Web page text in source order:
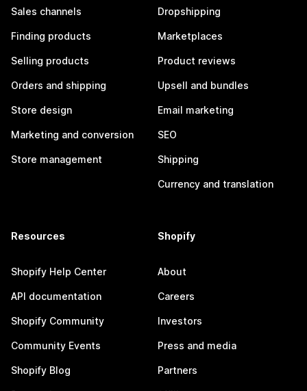
Sales channels
Finding products
Selling products
Orders and shipping
Store design
Marketing and conversion
Store management
Dropshipping
Marketplaces
Product reviews
Upsell and bundles
Email marketing
SEO
Shipping
Currency and translation
Resources
Shopify Help Center
API documentation
Shopify Community
Community Events
Shopify Blog
Shopify
About
Careers
Investors
Press and media
Partners